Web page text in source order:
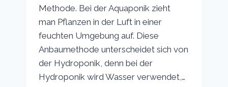
Methode. Bei der Aquaponik zieht
man Pflanzen in der Luft in einer
feuchten Umgebung auf. Diese
Anbaumethode unterscheidet sich von
der Hydroponik, denn bei der
Hydroponik wird Wasser verwendet,…